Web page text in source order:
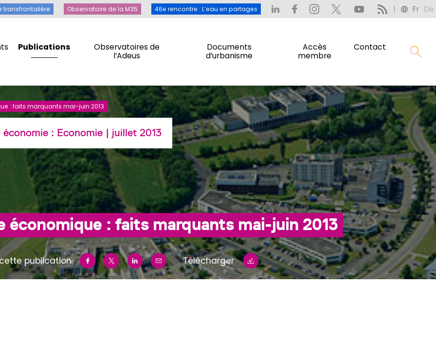
Publications
Observatoires de
l’Adeus
Documents
d’urbanisme
Accès
membre
Contact
transfrontalière Observatoire de la M35 46e rencontre : L’eau en partages Fr De
Toile transfrontalière Observatoire de la M35 46e rencontre : L’eau en partages Fr De
: faits marquants mai-juin 2013
économie : Economie| juillet 2013
économique : faits marquants mai-juin 2013
publication Télécharger